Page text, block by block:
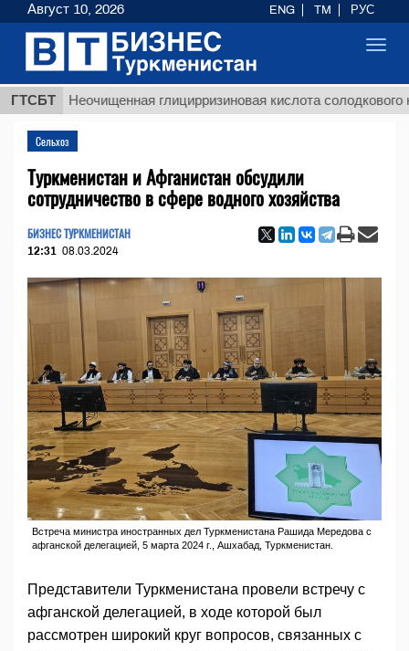
ГТСБТ
Неочищенная глицирризиновая кислота солодкового корня
Сельхоз
Туркменистан и Афганистан обсудили
сотрудничество в сфере водного хозяйства
БИЗНЕС ТУРКМЕНИСТАН
12:31 08.03.2024
Встреча министра иностранных дел Туркменистана Рашида Мередова с
афганской делегацией, 5 марта 2024 г., Ашхабад, Туркменистан.
Представители Туркменистана провели встречу с
афганской делегацией, в ходе которой был
рассмотрен широкий круг вопросов, связанных с
Август 10, 2026 ENG TM РУС